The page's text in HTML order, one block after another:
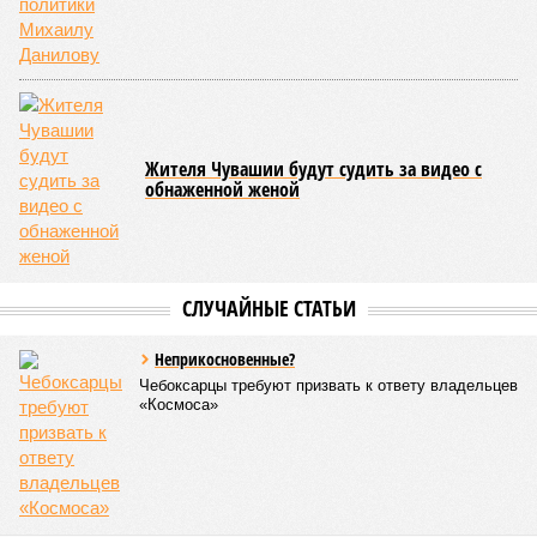
Жителя Чувашии будут судить за видео с
обнаженной женой
СЛУЧАЙНЫЕ СТАТЬИ
Неприкосновенные?
Чебоксарцы требуют призвать к ответу владельцев
«Космоса»